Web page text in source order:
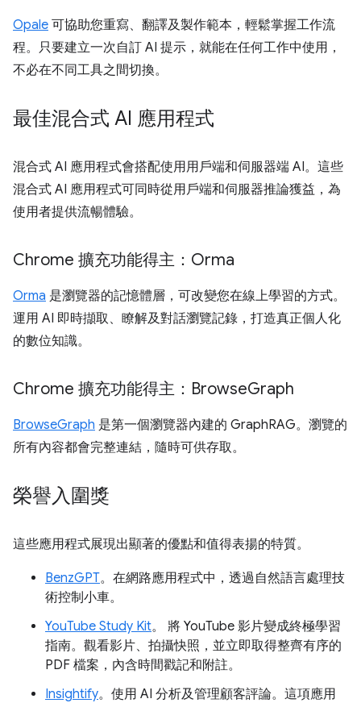
Opale 可協助您重寫、翻譯及製作範本，輕鬆掌握工作流
程。只要建立一次自訂 AI 提示，就能在任何工作中使用，
不必在不同工具之間切換。
最佳混合式 AI 應用程式
混合式 AI 應用程式會搭配使用用戶端和伺服器端 AI。這些
混合式 AI 應用程式可同時從用戶端和伺服器推論獲益，為
使用者提供流暢體驗。
Chrome 擴充功能得主：Orma
Orma 是瀏覽器的記憶體層，可改變您在線上學習的方式。
運用 AI 即時擷取、瞭解及對話瀏覽記錄，打造真正個人化
的數位知識。
Chrome 擴充功能得主：BrowseGraph
BrowseGraph 是第一個瀏覽器內建的 GraphRAG。瀏覽的
所有內容都會完整連結，隨時可供存取。
榮譽入圍獎
這些應用程式展現出顯著的優點和值得表揚的特質。
BenzGPT。在網路應用程式中，透過自然語言處理技
術控制小車。
YouTube Study Kit。 將 YouTube 影片變成終極學習
指南。觀看影片、拍攝快照，並立即取得整齊有序的
PDF 檔案，內含時間戳記和附註。
Insightify。使用 AI 分析及管理顧客評論。這項應用